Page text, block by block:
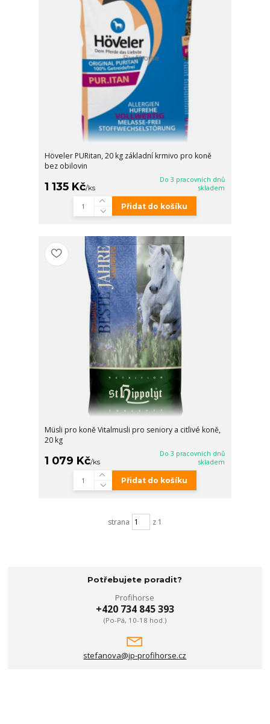
Höveler PURitan, 20 kg základní krmivo pro koně
bez obilovin
1 135 Kč/ks
Do 3 pracovních dnů
skladem
Přidat do košíku
Müsli pro koně Vitalmusli pro seniory a citlivé koně,
20 kg
1 079 Kč/ks
Do 3 pracovních dnů
skladem
Přidat do košíku
strana z 1
Potřebujete poradit?
Profihorse
+420 734 845 393
(Po-Pá, 10-18 hod.)
stefanova@jp-profihorse.cz